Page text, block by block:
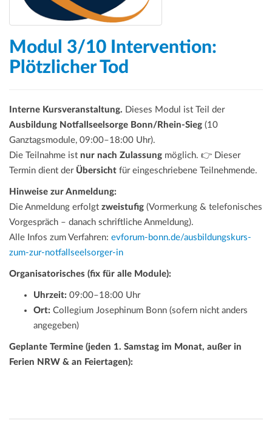
Modul 3/10 Intervention:
Plötzlicher Tod
Interne Kursveranstaltung. Dieses Modul ist Teil der
Ausbildung Notfallseelsorge Bonn/Rhein-Sieg (10
Ganztagsmodule, 09:00–18:00 Uhr).
Die Teilnahme ist nur nach Zulassung möglich. 👉 Dieser
Termin dient der Übersicht für eingeschriebene Teilnehmende.
Hinweise zur Anmeldung:
Die Anmeldung erfolgt zweistufig (Vormerkung & telefonisches
Vorgespräch – danach schriftliche Anmeldung).
Alle Infos zum Verfahren: evforum-bonn.de/ausbildungskurs-
zum-zur-notfallseelsorger-in
Organisatorisches (fix für alle Module):
Uhrzeit: 09:00–18:00 Uhr
Ort: Collegium Josephinum Bonn (sofern nicht anders
angegeben)
Geplante Termine (jeden 1. Samstag im Monat, außer in
Ferien NRW & an Feiertagen):